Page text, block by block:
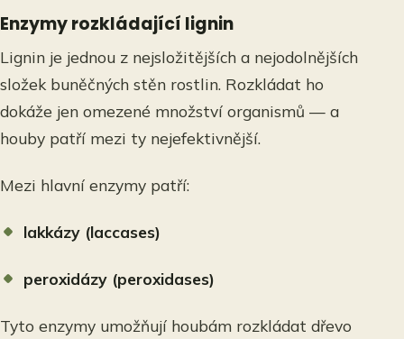
Enzymy rozkládající lignin
Lignin je jednou z nejsložitějších a nejodolnějších
složek buněčných stěn rostlin. Rozkládat ho
dokáže jen omezené množství organismů — a
houby patří mezi ty nejefektivnější.
Mezi hlavní enzymy patří:
lakkázy (laccases)
peroxidázy (peroxidases)
Tyto enzymy umožňují houbám rozkládat dřevo